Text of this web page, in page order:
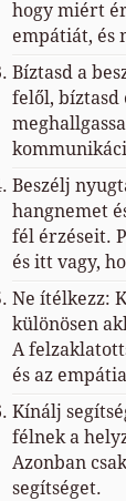
hogy miért
empátiát, és
Bíztasd a
felől, bíztasd
Beszélj
hangnemet
fél érzéseit.
és itt vagy,
Ne ítélkezz:
különösen
A
és az
Kínálj
félnek a
Azonban
segítséget.